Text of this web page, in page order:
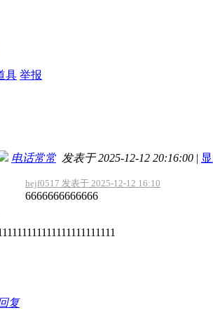
具 举报
电话常常发表于 2025-12-12 20:16:00 |
hejf0517 发表于 2025-12-12 16:10
6666666666666
复